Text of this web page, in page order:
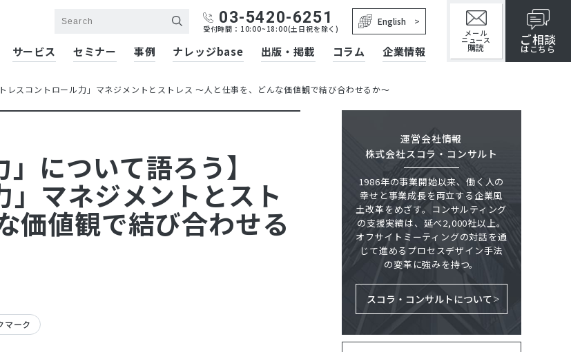
03-5420-6251
受付時間：10:00~18:00(土日祝を除く)
English
サービス セミナー 事例 ナレッジbase 出版・掲載 コラム 企業情報
メール
ニュース
購読 ご相談
はこちら
レスコントロール力」マネジメントとストレス ～人と仕事を、どんな価値観で結び合わせるか～
について語ろう】
」マネジメントとスト
価値観で結び合わせる
マーク
運営会社情報
株式会社スコラ・コンサルト
1986年の事業開始以来、働く人の
幸せと事業成長を両立する企業風
土改革をめざす。コンサルティング
の支援実績は、延べ2,000社以上。
オフサイトミーティングの対話を通
じて進めるプロセスデザイン手法
の変革に強みを持つ。
スコラ・コンサルトについて